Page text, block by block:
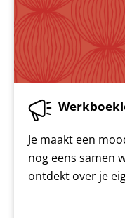
Je maakt een
nog eens samen
ontdekt over je